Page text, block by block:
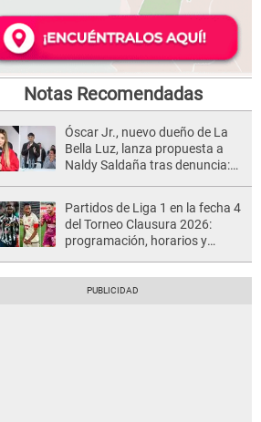
Notas Recomendadas
Óscar Jr., nuevo dueño de La
Bella Luz, lanza propuesta a
Naldy Saldaña tras denuncia:
Partidos de Liga 1 en la fecha 4
del Torneo Clausura 2026:
programación, horarios y